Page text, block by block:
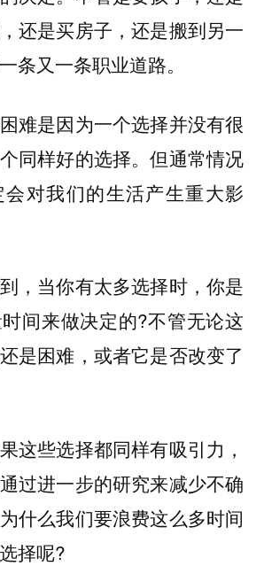
还是买房子，还是搬到另一
条又一条职业道路。
难是因为一个选择并没有很
同样好的选择。但通常情况
对我们的生活产生重大影
，当你有太多选择时，你是
间来做决定的?不管无论这
是困难，或者它是否改变了
这些选择都同样有吸引力，
过进一步的研究来减少不确
什么我们要浪费这么多时间
择呢?